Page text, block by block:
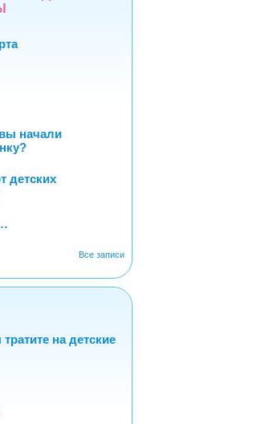
начали
детских
Все записи
на детские